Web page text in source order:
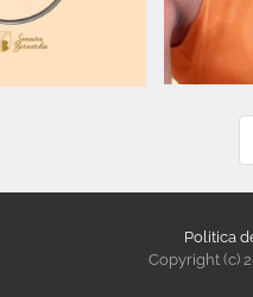
Politica
Copyright (c)